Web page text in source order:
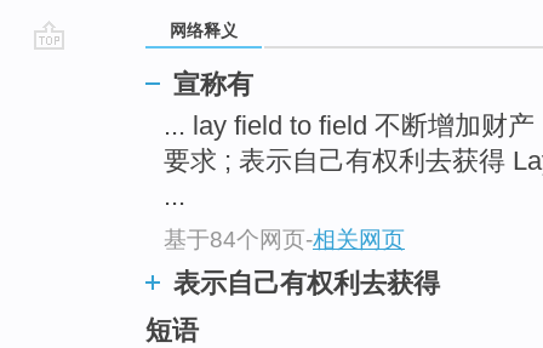
网络释义
宣称有
... lay field to field 不断增加财产
要求 ; 表示自己有权利去获得
...
基于84个网页-相关网页
表示自己有权利去获得
短语